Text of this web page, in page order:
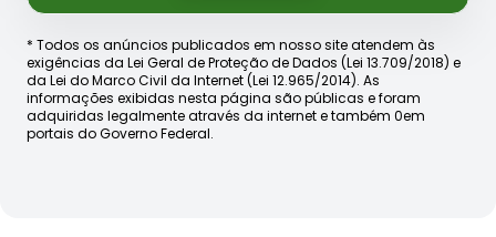
* Todos os anúncios publicados em nosso site atendem às
exigências da Lei Geral de Proteção de Dados (Lei 13.709/2018) e
da Lei do Marco Civil da Internet (Lei 12.965/2014). As
informações exibidas nesta página são públicas e foram
adquiridas legalmente através da internet e também 0em
portais do Governo Federal.